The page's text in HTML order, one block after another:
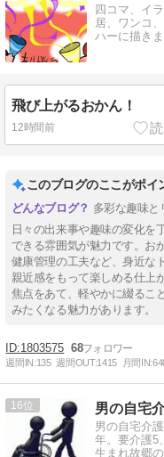
四コマ、イ
居、ワンコ
ハーに描きま
飛び上がるおかん！
12時間前
このブログのここがポイ
多彩な趣味と
日々の出来事や趣味の変化を
できる雰囲気が魅力です。お
健康管理の工夫など、身近な
親近感をもって楽しめる仕上
焦点をあて、軽やかに綴るこ
みたくなる魅力があります。
1803575 68
週間IN:135 週間OUT:1415 月間IN:
16 男の自宅
男の自宅介
年。要介護5
生まれ故郷